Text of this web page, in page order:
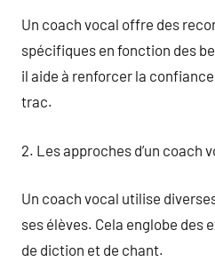
Un coach vocal offre des
spécifiques en fonction des
il aide à renforcer la
trac.
2. Les approches d’un coach
Un coach vocal utilise
ses élèves. Cela englobe des
de diction et de chant.